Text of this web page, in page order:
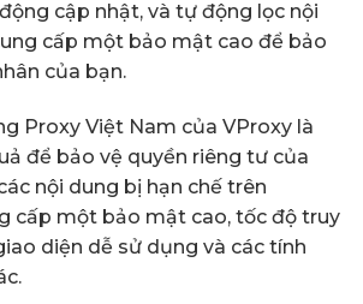
cập nhật, và tự động lọc nội
cấp một bảo mật cao để bảo
của bạn.
Proxy Việt Nam của VProxy là
để bảo vệ quyền riêng tư của
nội dung bị hạn chế trên
cấp một bảo mật cao, tốc độ truy
diện dễ sử dụng và các tính